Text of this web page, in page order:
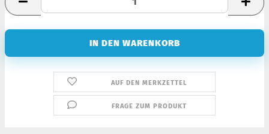
AUF DEN MERKZETTEL
FRAGE ZUM PRODUKT